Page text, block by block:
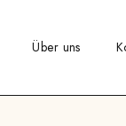
Über uns